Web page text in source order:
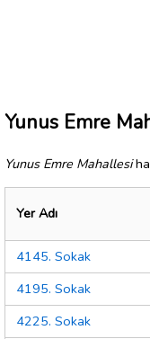
Yunus Emre
Yunus Emre Mahallesi
Yer Adı
4145. Sokak
4195. Sokak
4225. Sokak